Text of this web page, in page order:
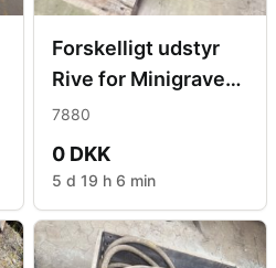
Forskelligt udstyr
Rive for Minigraver
S40 ophæng
7880
0 DKK
5 d 19 h 6 min